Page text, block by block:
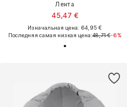
Лента
45,47 €
Изначальная цена: 64,95 €
Последняя самая низкая цена:48,71 €-6%